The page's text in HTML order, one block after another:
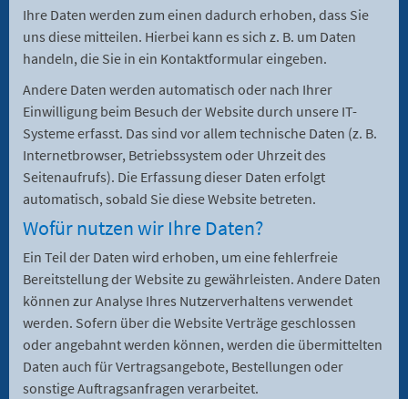
Ihre Daten werden zum einen dadurch erhoben, dass Sie
uns diese mitteilen. Hierbei kann es sich z. B. um Daten
handeln, die Sie in ein Kontaktformular eingeben.
Andere Daten werden automatisch oder nach Ihrer
Einwilligung beim Besuch der Website durch unsere IT-
Systeme erfasst. Das sind vor allem technische Daten (z. B.
Internetbrowser, Betriebssystem oder Uhrzeit des
Seitenaufrufs). Die Erfassung dieser Daten erfolgt
automatisch, sobald Sie diese Website betreten.
Wofür nutzen wir Ihre Daten?
Ein Teil der Daten wird erhoben, um eine fehlerfreie
Bereitstellung der Website zu gewährleisten. Andere Daten
können zur Analyse Ihres Nutzerverhaltens verwendet
werden. Sofern über die Website Verträge geschlossen
oder angebahnt werden können, werden die übermittelten
Daten auch für Vertragsangebote, Bestellungen oder
sonstige Auftragsanfragen verarbeitet.